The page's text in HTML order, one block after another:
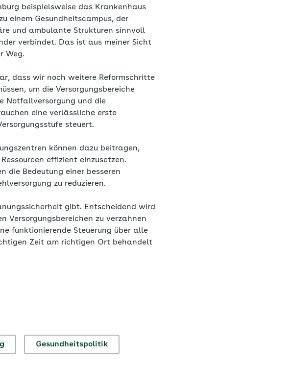
beispielsweise das Krankenhaus
einem Gesundheitscampus, der
und ambulante Strukturen sinnvoll
verbindet. Das ist aus meiner Sicht
Weg.
dass wir noch weitere Reformschritte
um die Versorgungsbereiche
Notfallversorgung und die
eine verlässliche erste
steuert.
können dazu beitragen,
effizient einzusetzen.
die Bedeutung einer besseren
zu reduzieren.
gibt. Entscheidend wird
Versorgungsbereichen zu verzahnen
funktionierende Steuerung über alle
Zeit am richtigen Ort behandelt
Gesundheitspolitik